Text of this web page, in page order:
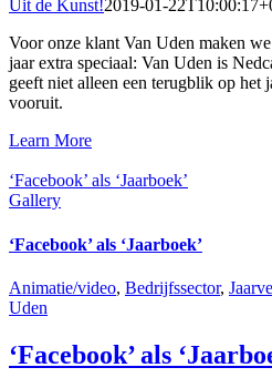
Uit de Kunst!2019-01-
Voor onze klant Van Uden maken
jaar extra speciaal: Van Uden is
geeft niet alleen een terugblik op het
vooruit.
Learn More
‘Facebook’ als ‘Jaarboek’
Gallery
‘Facebook’ als ‘Jaarboek’
Animatie/video, Bedrijfssector,
Uden
‘Facebook’ als